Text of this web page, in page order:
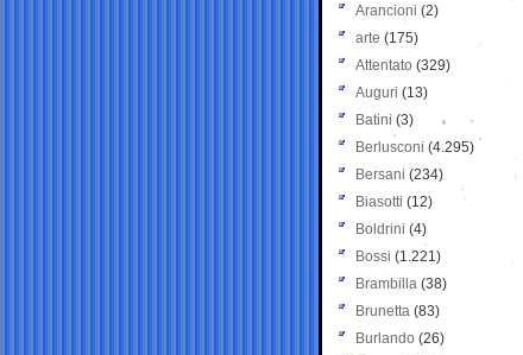
Arancioni (2)
arte (175)
Attentato (329)
Auguri (13)
Batini (3)
Berlusconi (4.295)
Bersani (234)
Biasotti (12)
Boldrini (4)
Bossi (1.221)
Brambilla (38)
Brunetta (83)
Burlando (26)